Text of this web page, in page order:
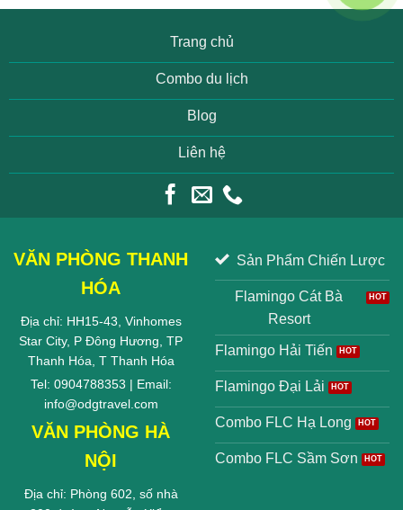
Trang chủ
Combo du lịch
Blog
Liên hệ
VĂN PHÒNG THANH
HÓA
Địa chỉ: HH15-43, Vinhomes
Star City, P Đông Hương, TP
Thanh Hóa, T Thanh Hóa
Tel: 0904788353 | Email:
info@odgtravel.com
VĂN PHÒNG HÀ
NỘI
Địa chỉ: Phòng 602, số nhà
Sản Phẩm Chiến Lược
Flamingo Cát Bà
Resort
Flamingo Hải Tiến
Flamingo Đại Lải
Combo FLC Hạ Long
Combo FLC Sầm Sơn